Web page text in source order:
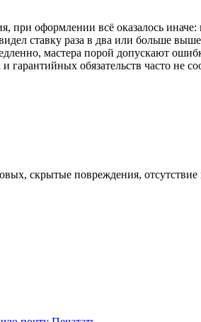
при оформлении всё оказалось
ставку раза в два или больше
мастера порой допускают
обязательств часто не
скрытые повреждения, отсутствие